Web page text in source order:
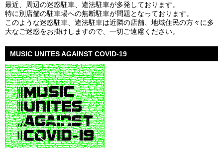
最近、周辺の迷惑駐車、違法駐車が多発しております。
特に別店舗の駐車場への無断駐車が問題となっております。
このような迷惑駐車、違法駐車は近隣の店舗、地域住民の方々に多
大なご迷惑をお掛けしますので、一切ご遠慮ください。
MUSIC UNITES AGAINST COVID-19